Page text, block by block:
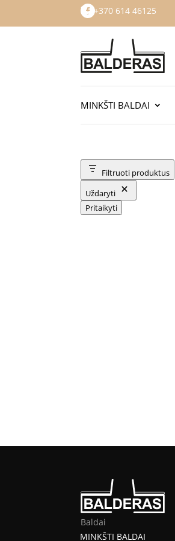
 +370 614 46125
MINKŠTI BALDAI
Filtruoti produktus
Uždaryti
Pritaikyti
Baldai
MINKŠTI BALDAI